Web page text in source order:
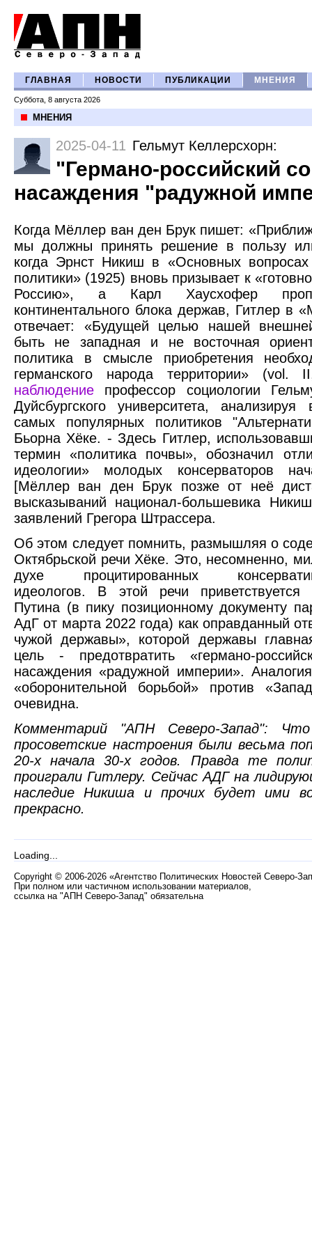
ГЛАВНАЯ НОВОСТИ ПУБЛИКАЦИИ МНЕНИЯ
Суббота, 8 августа 2026
МНЕНИЯ
2025-04-11 Гельмут Келлерсхорн:
"Германо-российский
насаждения "радужной
Когда Мёллер ван ден Брук пишет:
мы должны принять решение в пользу
когда Эрнст Никиш в «Основных
политики» (1925) вновь призывает к
Россию», а Карл Хаусхофер
континентального блока держав, Гитлер в
отвечает: «Будущей целью нашей
быть не западная и не восточная
политика в смысле приобретения
германского народа территории»
наблюдение профессор социологии
Дуйсбургского университета,
самых популярных политиков
Бьорна Хёке. - Здесь Гитлер,
термин «политика почвы», обозначил
идеологии» молодых консерваторов
[Мёллер ван ден Брук позже от неё
высказываний национал-большевика
заявлений Грегора Штрассера.
Об этом следует помнить, размышляя о
Октябрьской речи Хёке. Это, несомненно,
духе процитированных
идеологов. В этой речи приветствуется
Путина (в пику позиционному документу
АдГ от марта 2022 года) как оправданный
чужой державы», которой державы главная
цель - предотвратить «германо-
насаждения «радужной империи».
«оборонительной борьбой» против
очевидна.
Комментарий "АПН Северо-Запад":
просоветские настроения были весьма
20-х начала 30-х годов. Правда те
проиграли Гитлеру. Сейчас АДГ на
наследие Никиша и прочих будет ими
прекрасно.
Loading...
Copyright © 2006-2026 «Агентство Политических Новостей Северо-
При полном или частичном использовании материалов,
ссылка на "АПН Северо-Запад" обязательна